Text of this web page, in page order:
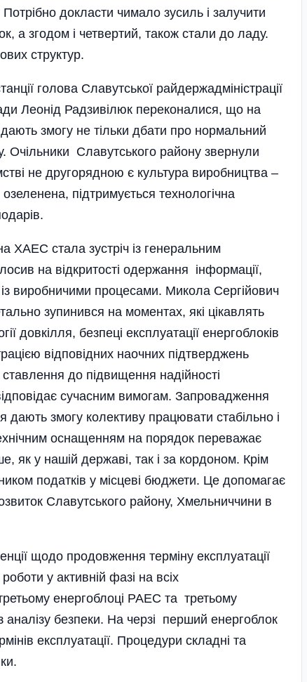
докласти чимало зусиль і залучити
а згодом і четвертий, також стали до ладу.
структур.
голова Славутської райдержадміністрації
Леонід Радзивілюк переконалися, що на
змогу не тільки дбати про нормальний
Очільники Славутського району звернули
не другорядною є культура виробництва –
підтримується технологічна
ХАЕС стала зустріч із генеральним
на відкритості одержання інформації,
виробничими процесами. Микола Сергійович
зупинився на моментах, які цікавлять
довкілля, безпеці експлуатації енергоблоків
відповідних наочних підтвер­джень
до підвищення наді­йності
сучасним вимогам. Запровадження
дають змогу колективу працювати стабі­льно і
оснащенням на порядок переважає
як у нашій державі, так і за кордоном. Крім
податків у місцеві бюджети. Це допомагає
Славутського райо­ну, Хмельниччини в
щодо продовження терміну експлуатації
у активній фазі на всіх
енергоблоці РАЕС та третьому
безпеки. На черзі перший енергоблок
експлуатації. Процедури складні та